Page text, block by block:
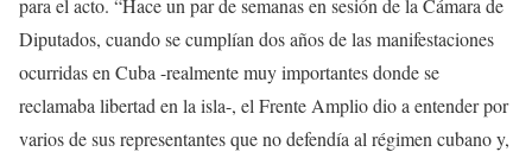
para el acto. “Hace un par de semanas en sesión de la Cámara de
Diputados, cuando se cumplían dos años de las manifestaciones
ocurridas en Cuba -realmente muy importantes donde se
reclamaba libertad en la isla-, el Frente Amplio dio a entender por
varios de sus representantes que no defendía al régimen cubano y,